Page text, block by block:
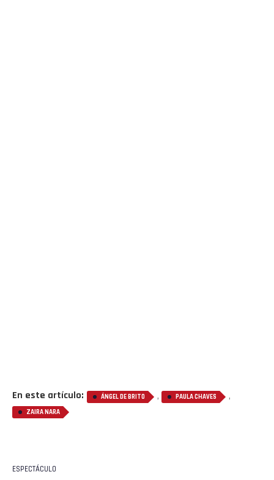
En este artículo: ÁNGEL DE BRITO , PAULA CHAVES ,
ZAIRA NARA
ESPECTÁCULO